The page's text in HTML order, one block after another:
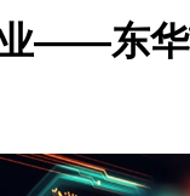
——东华